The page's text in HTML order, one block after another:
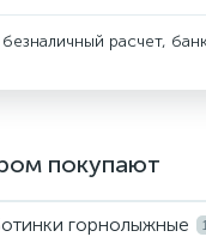
расчет,
покупают
горнолыжные